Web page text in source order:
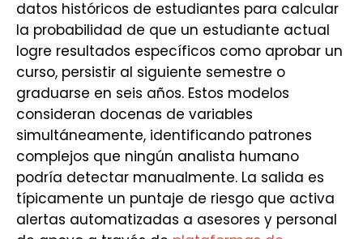
datos históricos de estudiantes para calcular
la probabilidad de que un estudiante actual
logre resultados específicos como aprobar un
curso, persistir al siguiente semestre o
graduarse en seis años. Estos modelos
consideran docenas de variables
simultáneamente, identificando patrones
complejos que ningún analista humano
podría detectar manualmente. La salida es
típicamente un puntaje de riesgo que activa
alertas automatizadas a asesores y personal